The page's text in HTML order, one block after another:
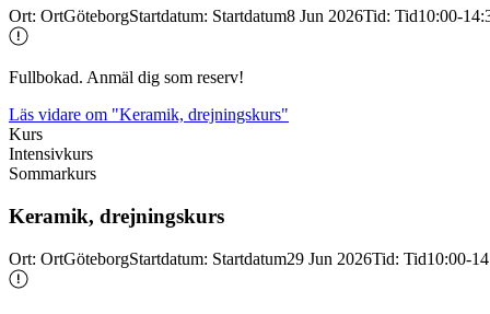
Ort: OrtGöteborgStartdatum: Startdatum8 Jun 2026Tid: Tid10:00-
Fullbokad. Anmäl dig som reserv!
Läs vidare om "Keramik, drejningskurs"
Kurs
Intensivkurs
Sommarkurs
Keramik, drejningskurs
Ort: OrtGöteborgStartdatum: Startdatum29 Jun 2026Tid: Tid10:00-